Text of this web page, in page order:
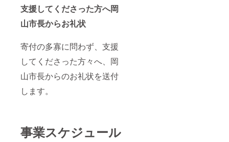
支援してくださった方へ岡
山市長からお礼状
寄付の多寡に問わず、支援
してくださった方々へ、岡
山市長からのお礼状を送付
します。
事業スケジュール